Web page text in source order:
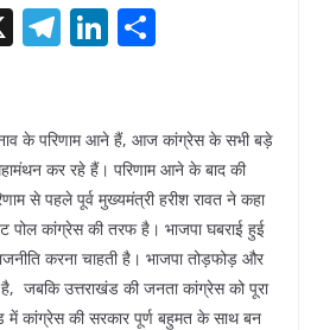
X T
gr
a
m
Li
e
dI
n
e
के परिणाम आने हैं, आज कांग्रेस के सभी बड़े
कर रहे हैं। परिणाम आने के बाद की
से पहले पूर्व मुख्यमंत्री हरीश रावत ने कहा
पोल कांग्रेस की तरफ है। भाजपा घबराई हुई
करना चाहती है। भाजपा तोड़फोड़ और
है, जबकि उत्तराखंड की जनता कांग्रेस को पूरा
कांग्रेस की सरकार पूर्ण बहुमत के साथ बन